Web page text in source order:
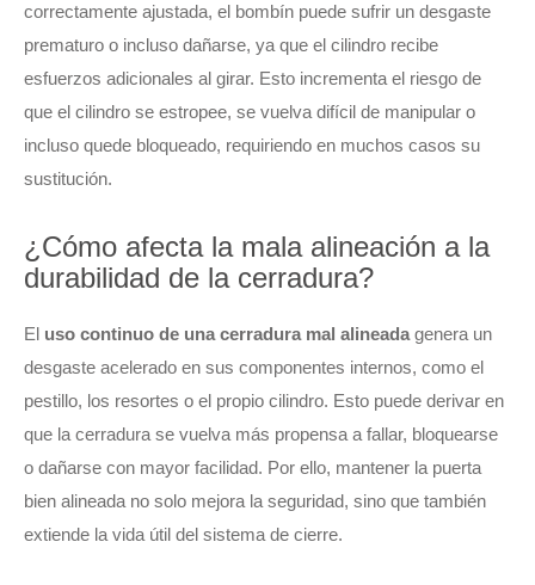
correctamente ajustada, el bombín puede sufrir un desgaste
prematuro o incluso dañarse, ya que el cilindro recibe
esfuerzos adicionales al girar. Esto incrementa el riesgo de
que el cilindro se estropee, se vuelva difícil de manipular o
incluso quede bloqueado, requiriendo en muchos casos su
sustitución.
¿Cómo afecta la mala alineación a la
durabilidad de la cerradura?
El uso continuo de una cerradura mal alineadagenera un
desgaste acelerado en sus componentes internos, como el
pestillo, los resortes o el propio cilindro. Esto puede derivar en
que la cerradura se vuelva más propensa a fallar, bloquearse
o dañarse con mayor facilidad. Por ello, mantener la puerta
bien alineada no solo mejora la seguridad, sino que también
extiende la vida útil del sistema de cierre.